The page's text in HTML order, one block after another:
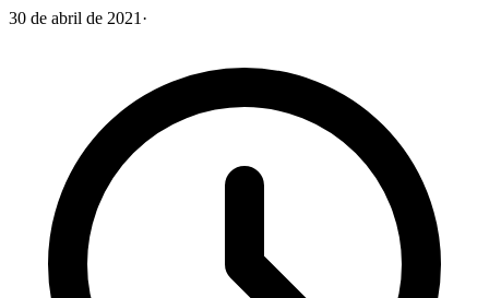
30 de abril de 2021 ·